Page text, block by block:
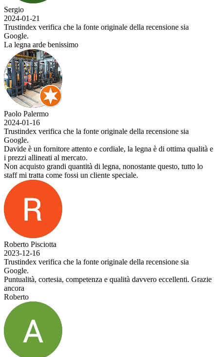
Sergio
2024-01-21
Trustindex verifica che la fonte originale della recensione sia
Google.
La legna arde benissimo
Paolo Palermo
2024-01-16
Trustindex verifica che la fonte originale della recensione sia
Google.
Davide è un fornitore attento e cordiale, la legna è di ottima qualità e
i prezzi allineati al mercato.
Non acquisto grandi quantità di legna, nonostante questo, tutto lo
staff mi tratta come fossi un cliente speciale.
Roberto Pisciotta
2023-12-16
Trustindex verifica che la fonte originale della recensione sia
Google.
Puntualità, cortesia, competenza e qualità davvero eccellenti. Grazie
ancora
Roberto